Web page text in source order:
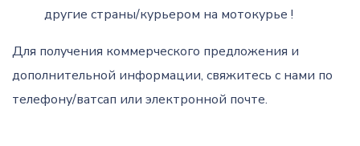
другие страны/курьером на мотокурье !
Для получения коммерческого предложения и
дополнительной информации, свяжитесь с нами по
телефону/ватсап или электронной почте.